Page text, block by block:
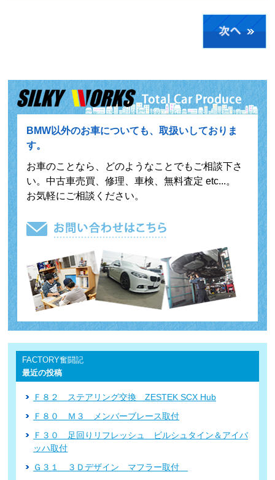
BMW以外のお車についても、取扱いしておりま
す。
お車のことなら、どのようなことでもご相談下さ
い。中古車売買、修理、車検、無料査定 etc...。
お気軽にご相談ください。
FACTORY奮闘記
最近の投稿
Ｆ８２ ステアリング交換 ZESTEK SCX Hub
Ｆ８０ Ｍ３ メンバーブレース取付
Ｆ３０ 足回りリフレッシュ ビルシュタイン＆アイバ
ッハ取付
Ｇ３１ ３Ｄデザイン マフラー取付